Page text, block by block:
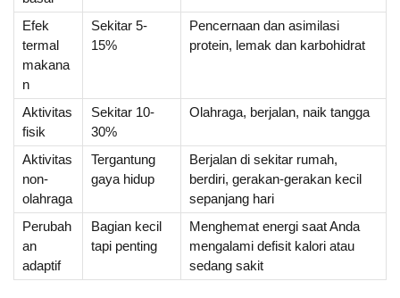
Efek
termal
makana
n
Sekitar 5-
15%
Pencernaan dan asimilasi
protein, lemak dan karbohidrat
Aktivitas
fisik
Sekitar 10-
30%
Olahraga, berjalan, naik tangga
Aktivitas
non-
olahraga
Tergantung
gaya hidup
Berjalan di sekitar rumah,
berdiri, gerakan-gerakan kecil
sepanjang hari
Perubah
an
adaptif
Bagian kecil
tapi penting
Menghemat energi saat Anda
mengalami defisit kalori atau
sedang sakit